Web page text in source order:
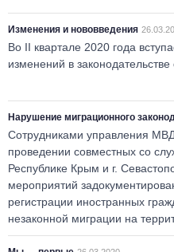
Изменения и нововведения
Во II квартале 2020 года
изменений в законодательстве
Нарушение миграционного
Сотрудниками управления
проведении совместных со
Республике Крым и г.
мероприятий
регистрации иностранных
незаконной миграции на